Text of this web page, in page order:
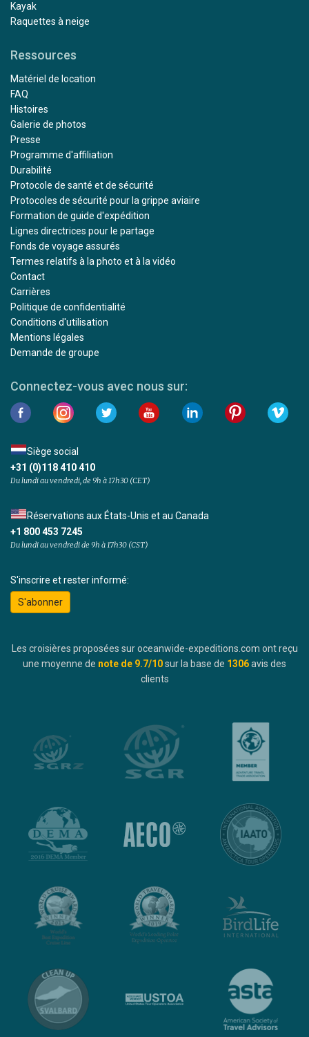
Kayak
Raquettes à neige
Ressources
Matériel de location
FAQ
Histoires
Galerie de photos
Presse
Programme d'affiliation
Durabilité
Protocole de santé et de sécurité
Protocoles de sécurité pour la grippe aviaire
Formation de guide d'expédition
Lignes directrices pour le partage
Fonds de voyage assurés
Termes relatifs à la photo et à la vidéo
Contact
Carrières
Politique de confidentialité
Conditions d'utilisation
Mentions légales
Demande de groupe
Connectez-vous avec nous sur:
Siège social
+31 (0)118 410 410
Du lundi au vendredi, de 9h à 17h30 (CET)
Réservations aux États-Unis et au Canada
+1 800 453 7245
Du lundi au vendredi de 9h à 17h30 (CST)
S'inscrire et rester informé:
S'abonner
Les croisières proposées sur oceanwide-expeditions.com ont reçu
une moyenne de note de 9.7/10sur la base de 1306avis des
clients